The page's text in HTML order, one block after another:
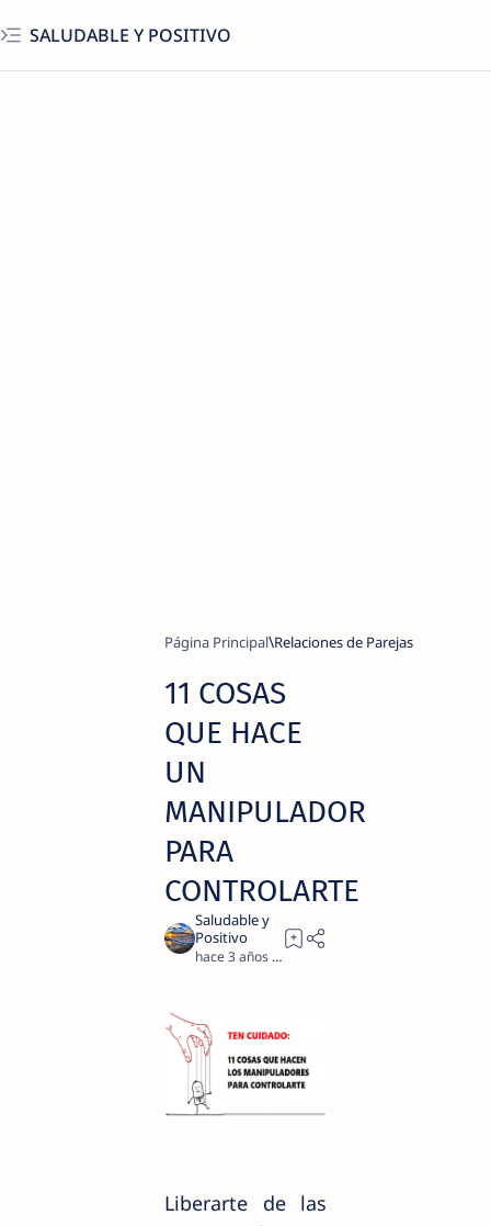
SALUDABLE Y POSITIVO
Página Principal Relaciones de Parejas
11 COSAS
QUE HACE
UN
MANIPULADOR
PARA
CONTROLARTE
hace 3 años 3
Liberarte de las